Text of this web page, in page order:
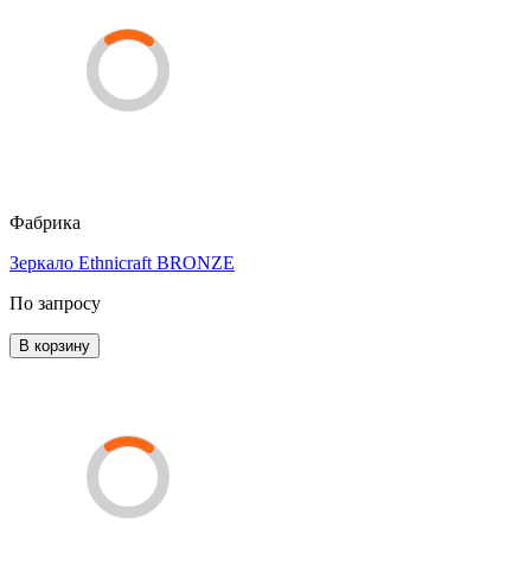
Фабрика
Зеркало Ethnicraft BRONZE
По запросу
В корзину